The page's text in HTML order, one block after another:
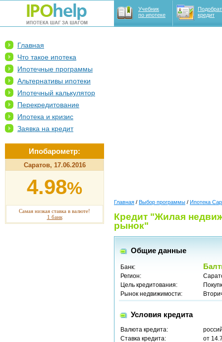
Учебник
по ипотеке
кредит
Главная
Что такое ипотека
Ипотечные программы
Альтернативы ипотеки
Ипотечный калькулятор
Перекредитование
Ипотека и кризис
Заявка на кредит
Ипобарометр:
Саратов, 17.06.2016
4.98%
Самая низкая ставка в валюте!
1 банк
Главная / Выбор программы / Ипотека
Кредит "Жилая
рынок"
Общие данные
Банк:
Регион:
Цель кредитования:
Рынок недвижимости:
Условия кредита
Валюта кредита:
Ставка кредита:
от